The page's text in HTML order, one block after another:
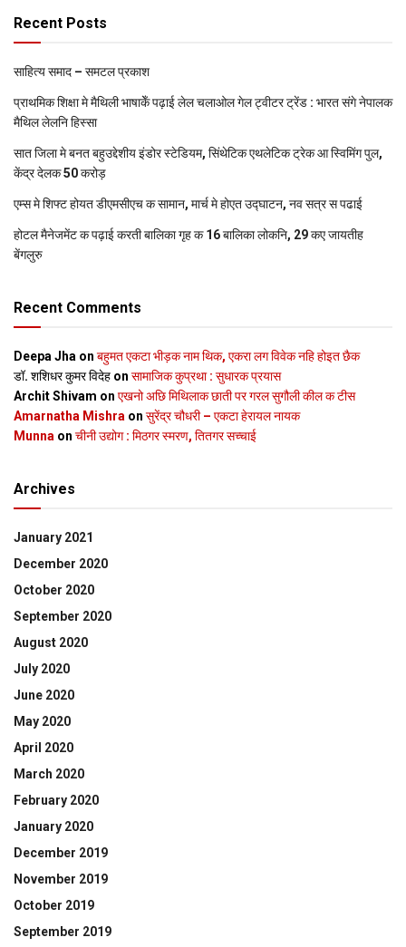
Recent Posts
साहित्य समाद – समटल प्रकाश
प्राथमिक शि‍क्षा मे मैथि‍ली भाषाकेँ पढ़ाई लेल चलाओल गेल ट्वीटर ट्रेंड : भारत संगे नेपालक
मैथिल लेलनि हिस्सा
सात जिला मे बनत बहुउद्देशीय इंडोर स्‍टेडि‍यम, सिंथेटिक एथलेटिक ट्रेक आ स्विमिंग पुल,
केंद्र देलक 50 करोड़
एम्स मे शिफ्ट होयत डीएमसीएच क सामान, मार्च मे होएत उद्घाटन, नव सत्र स पढाई
होटल मैनेजमेंट क पढ़ाई करती बालिका गृह क 16 बालिका लोकनि, 29 कए जायतीह
बेंगलुरु
Recent Comments
Deepa Jha on बहुमत एकटा भीड़क नाम थिक, एकरा लग विवेक नहि होइत छैक
डॉ. शशिधर कुमर विदेह on सामाजिक कुप्रथा : सुधारक प्रयास
Archit Shivam on एखनो अछि मिथिलाक छाती पर गरल सुगौली कील क टीस
Amarnatha Mishra on सुरेंद्र चौधरी – एकटा हेरायल नायक
Munna on चीनी उद्योग : मिठगर स्‍मरण, तितगर सच्‍चाई
Archives
January 2021
December 2020
October 2020
September 2020
August 2020
July 2020
June 2020
May 2020
April 2020
March 2020
February 2020
January 2020
December 2019
November 2019
October 2019
September 2019